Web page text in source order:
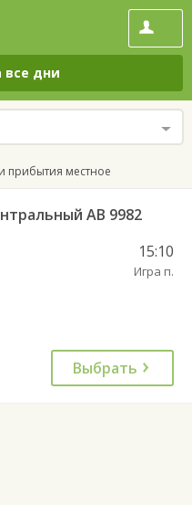
все дни
прибытия местное
АВ 9982
15:10
Игра п.
Выбрать